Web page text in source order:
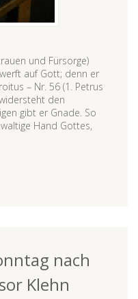
und Fürsorge)
auf Gott; denn er
– Nr. 56 (1. Petrus
den
gibt er Gnade. So
Hand Gottes,
nach
Klehn